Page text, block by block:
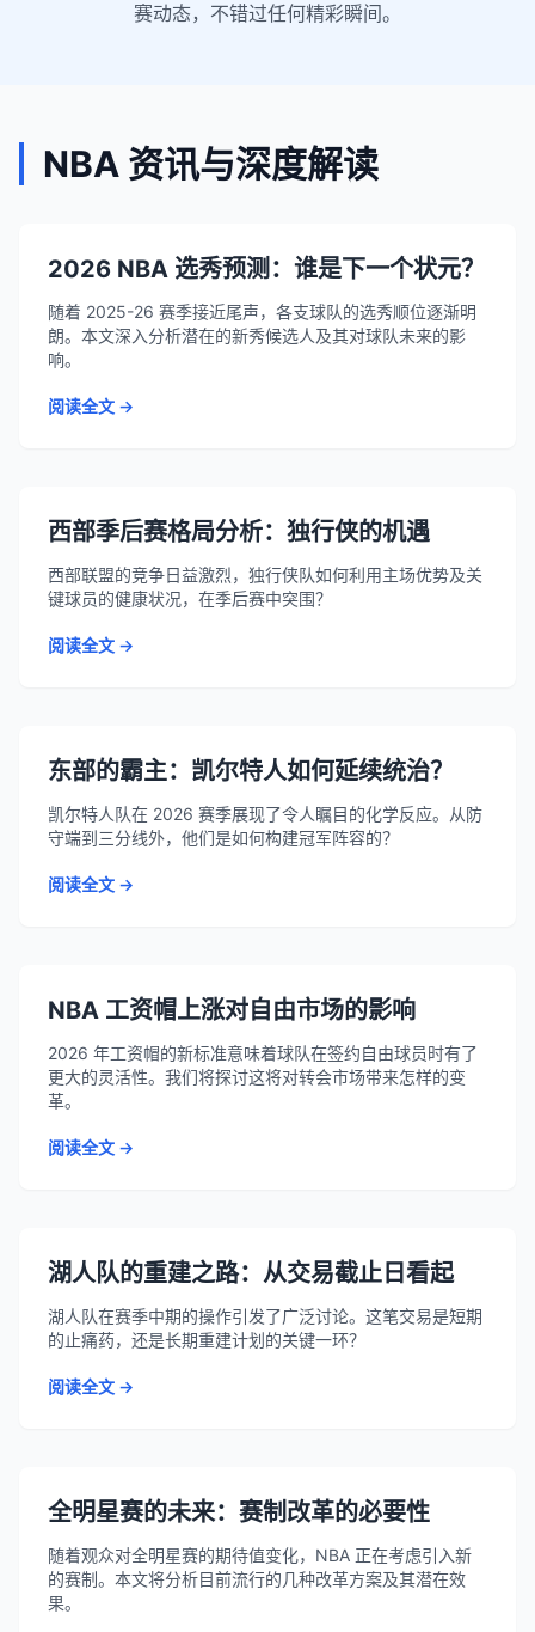
赛动态，不错过任何精彩瞬间。
NBA 资讯与深度解读
2026 NBA 选秀预测：谁是下一个状元？
随着 2025-26 赛季接近尾声，各支球队的选秀顺位逐渐明
朗。本文深入分析潜在的新秀候选人及其对球队未来的影
响。
阅读全文 →
西部季后赛格局分析：独行侠的机遇
西部联盟的竞争日益激烈，独行侠队如何利用主场优势及关
键球员的健康状况，在季后赛中突围？
阅读全文 →
东部的霸主：凯尔特人如何延续统治？
凯尔特人队在 2026 赛季展现了令人瞩目的化学反应。从防
守端到三分线外，他们是如何构建冠军阵容的？
阅读全文 →
NBA 工资帽上涨对自由市场的影响
2026 年工资帽的新标准意味着球队在签约自由球员时有了
更大的灵活性。我们将探讨这将对转会市场带来怎样的变
革。
阅读全文 →
湖人队的重建之路：从交易截止日看起
湖人队在赛季中期的操作引发了广泛讨论。这笔交易是短期
的止痛药，还是长期重建计划的关键一环？
阅读全文 →
全明星赛的未来：赛制改革的必要性
随着观众对全明星赛的期待值变化，NBA 正在考虑引入新
的赛制。本文将分析目前流行的几种改革方案及其潜在效
果。